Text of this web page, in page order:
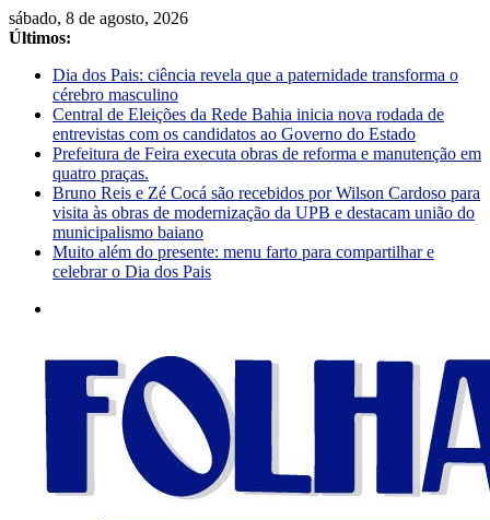
sábado, 8 de agosto, 2026
Últimos:
Dia dos Pais: ciência revela que a paternidade transforma o
cérebro masculino
Central de Eleições da Rede Bahia inicia nova rodada de
entrevistas com os candidatos ao Governo do Estado
Prefeitura de Feira executa obras de reforma e manutenção em
quatro praças.
Bruno Reis e Zé Cocá são recebidos por Wilson Cardoso para
visita às obras de modernização da UPB e destacam união do
municipalismo baiano
Muito além do presente: menu farto para compartilhar e
celebrar o Dia dos Pais